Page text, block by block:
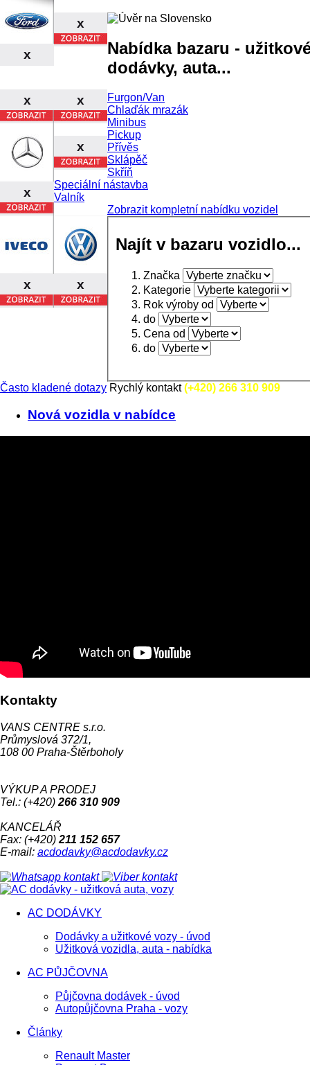
x
x
x x
x
x
x x
Nabídka bazaru -
dodávky, auta...
Furgon/Van
Chlaďák mrazák
Minibus
Pickup
Přívěs
Sklápěč
Skříň
Speciální nástavba
Valník
Zobrazit kompletní nabídku vozidel
Najít v bazaru vozidlo...
Značka
Kategorie
Rok výroby od
do
Cena od
do
Často kladené dotazy Rychlý kontakt(+420) 266 310 909
Nová vozidla v nabídce
Kontakty
VANS CENTRE s.r.o.
Průmyslová 372/1,
108 00 Praha-Štěrboholy
VÝKUP A PRODEJ
Tel.: (+420) 266 310 909
KANCELÁŘ
Fax: (+420) 211 152 657
E-mail: acdodavky@acdodavky.cz
AC DODÁVKY
Dodávky a užitkové vozy - úvod
Užitková vozidla, auta - nabídka
AC PŮJČOVNA
Půjčovna dodávek - úvod
Autopůjčovna Praha - vozy
Články
Renault Master